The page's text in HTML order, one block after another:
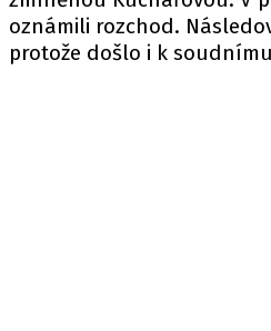
oznámili rozchod.
protože došlo i k